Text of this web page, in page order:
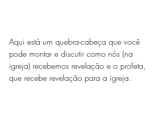
Aqui está um quebra-cabeça que você
pode montar e discutir como nós (na
igreja) recebemos revelação e o profeta,
que recebe revelação para a igreja.